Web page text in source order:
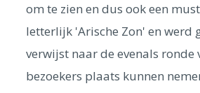
om te zien en dus ook een
letterlijk 'Arische Zon' en werd
verwijst naar de evenals
bezoekers plaats kunnen